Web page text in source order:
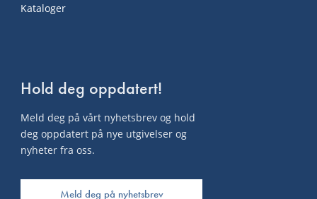
Kataloger
Hold deg oppdatert!
Meld deg på vårt nyhetsbrev og hold
deg oppdatert på nye utgivelser og
nyheter fra oss.
Meld deg på nyhetsbrev